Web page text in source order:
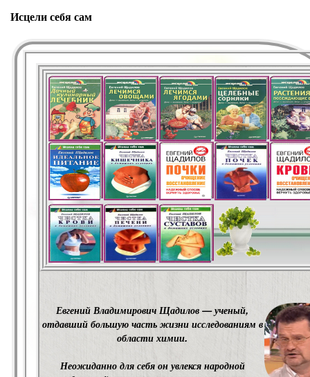
Исцели себя сам
Евгений Владимирович Щадилов — ученый,
отдавший большую часть жизни исследованиям в
области химии.
Неожиданно для себя он увлекся народной